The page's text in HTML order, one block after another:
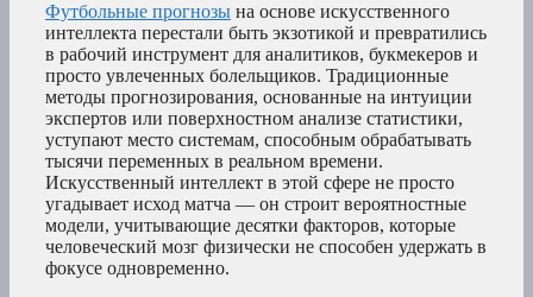
Футбольные прогнозы на основе искусственного
интеллекта перестали быть экзотикой и превратились
в рабочий инструмент для аналитиков, букмекеров и
просто увлеченных болельщиков. Традиционные
методы прогнозирования, основанные на интуиции
экспертов или поверхностном анализе статистики,
уступают место системам, способным обрабатывать
тысячи переменных в реальном времени.
Искусственный интеллект в этой сфере не просто
угадывает исход матча — он строит вероятностные
модели, учитывающие десятки факторов, которые
человеческий мозг физически не способен удержать в
фокусе одновременно.